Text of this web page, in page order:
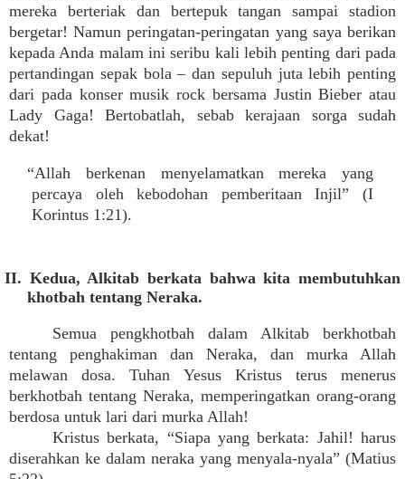
mereka berteriak dan bertepuk tangan sampai stadion
bergetar! Namun peringatan-peringatan yang saya berikan
kepada Anda malam ini seribu kali lebih penting dari pada
pertandingan sepak bola – dan sepuluh juta lebih penting
dari pada konser musik rock bersama Justin Bieber atau
Lady Gaga! Bertobatlah, sebab kerajaan sorga sudah
dekat!
“Allah berkenan menyelamatkan mereka yang
percaya oleh kebodohan pemberitaan Injil” (I
Korintus 1:21).
II. Kedua, Alkitab berkata bahwa kita membutuhkan
khotbah tentang Neraka.
Semua pengkhotbah dalam Alkitab berkhotbah
tentang penghakiman dan Neraka, dan murka Allah
melawan dosa. Tuhan Yesus Kristus terus menerus
berkhotbah tentang Neraka, memperingatkan orang-orang
berdosa untuk lari dari murka Allah!
Kristus berkata, “Siapa yang berkata: Jahil! harus
diserahkan ke dalam neraka yang menyala-nyala” (Matius